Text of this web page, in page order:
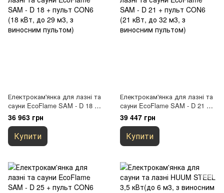
Електрокам'янка для лазні та
сауни EcoFlame SAM - D 18 +
пульт CON6 (18 кВт, до 29 м3,
з виносним пультом)
36 963 грн
Купити
Електрокам'янка для лазні та
сауни EcoFlame SAM - D 21 +
пульт CON6 (21 кВт, до 32 м3,
з виносним пультом)
39 447 грн
Купити